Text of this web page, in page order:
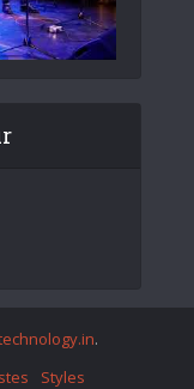
.
Styles